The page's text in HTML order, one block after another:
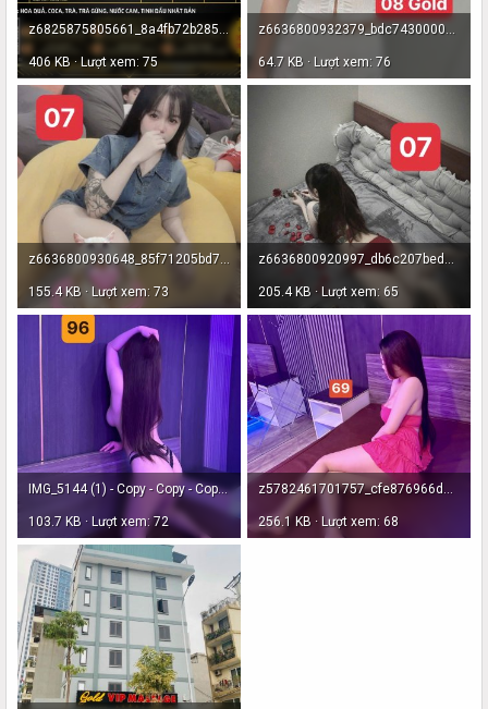
z6825875805661_8a4fb72b285c99c99894a845e484fc70.jpg
406 KB · Lượt xem: 75 64.7 KB · Lượt xem: 76
155.4 KB · Lượt xem: 73 205.4 KB · Lượt xem: 65
IMG_5144 (1) - Copy - Copy - Copy.JPG
103.7 KB · Lượt xem: 72 256.1 KB · Lượt xem: 68